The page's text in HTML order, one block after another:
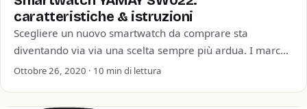
caratteristiche & istruzioni
Scegliere un nuovo smartwatch da comprare sta
diventando via via una scelta sempre più ardua. I marchi
sono veramente tanti così come…
Ottobre 26, 2020 · 10 min di lettura